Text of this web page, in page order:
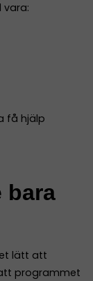
vara:
få hjälp
bara
lätt att
programmet